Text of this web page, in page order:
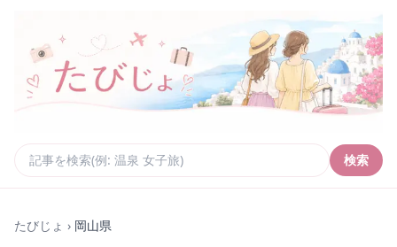
検索
たびじょ › 岡山県